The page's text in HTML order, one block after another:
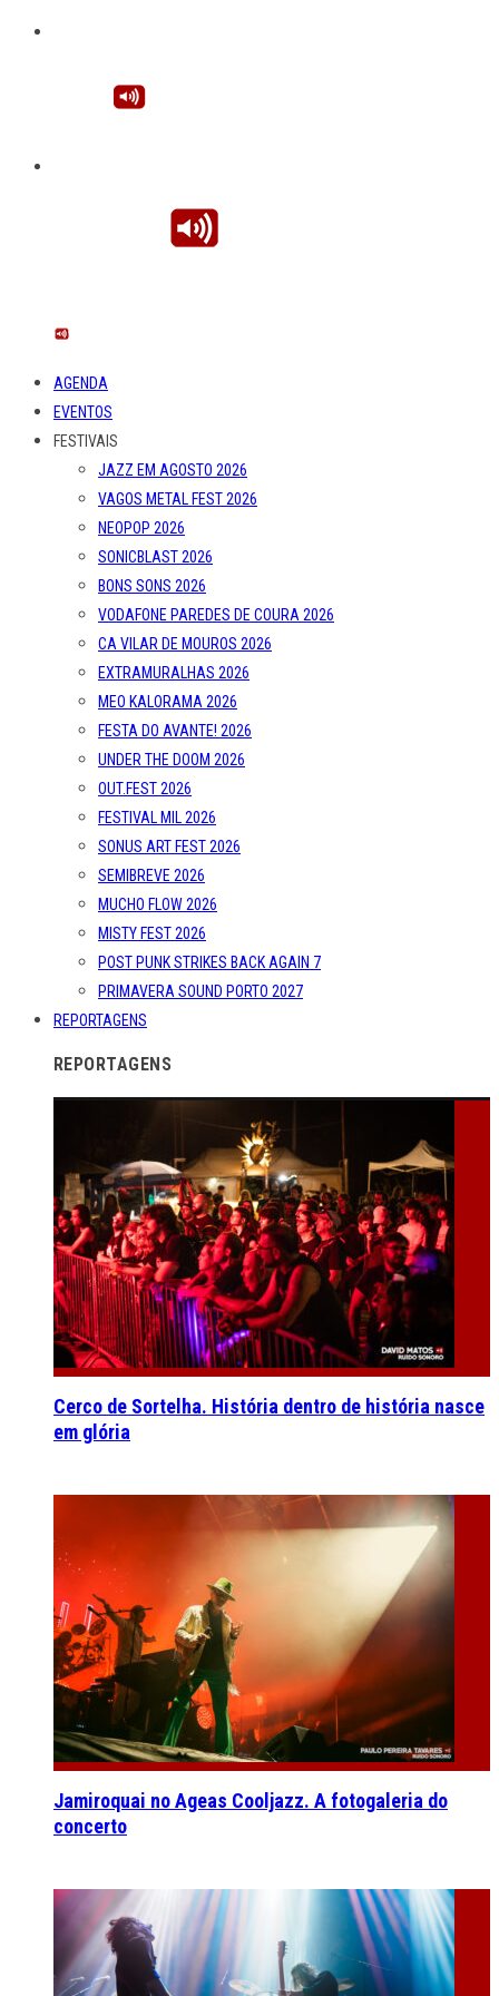
AGENDA
EVENTOS
FESTIVAIS
JAZZ EM AGOSTO 2026
VAGOS METAL FEST 2026
NEOPOP 2026
SONICBLAST 2026
BONS SONS 2026
VODAFONE PAREDES DE COURA 2026
CA VILAR DE MOUROS 2026
EXTRAMURALHAS 2026
MEO KALORAMA 2026
FESTA DO AVANTE! 2026
UNDER THE DOOM 2026
OUT.FEST 2026
FESTIVAL MIL 2026
SONUS ART FEST 2026
SEMIBREVE 2026
MUCHO FLOW 2026
MISTY FEST 2026
POST PUNK STRIKES BACK AGAIN 7
PRIMAVERA SOUND PORTO 2027
REPORTAGENS
REPORTAGENS
Cerco de Sortelha. História dentro de história nasce
em glória
Jamiroquai no Ageas Cooljazz. A fotogaleria do
concerto